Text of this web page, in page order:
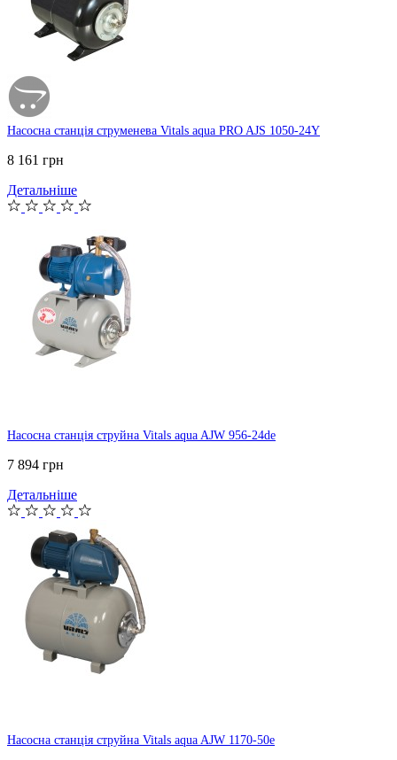
Насосна станція струменева Vitals aqua PRO AJS 1050-24Y
8 161 грн
Детальніше
Насосна станція струйна Vitals aqua AJW 956-24de
7 894 грн
Детальніше
Насосна станція струйна Vitals aqua AJW 1170-50e